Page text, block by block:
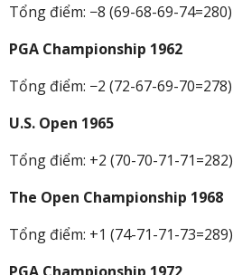
Tổng điểm: −8 (69-68-69-74=280)
PGA Championship 1962
Tổng điểm: −2 (72-67-69-70=278)
U.S. Open 1965
Tổng điểm: +2 (70-70-71-71=282)
The Open Championship 1968
Tổng điểm: +1 (74-71-71-73=289)
PGA Championship 1972